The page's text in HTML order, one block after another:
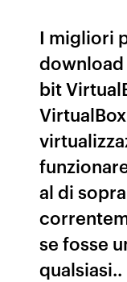
I migliori
bit
al di
se fosse
qualsiasi..